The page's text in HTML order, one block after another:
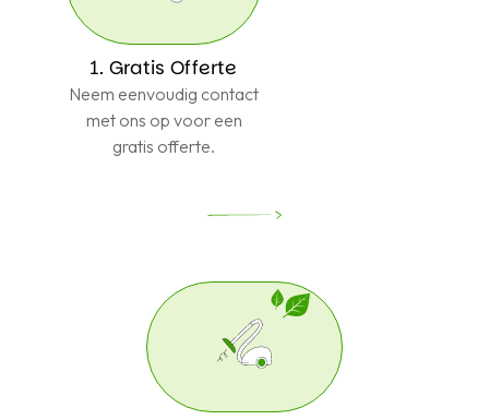
1. Gratis Offerte
Neem eenvoudig contact
met ons op voor een
gratis offerte.